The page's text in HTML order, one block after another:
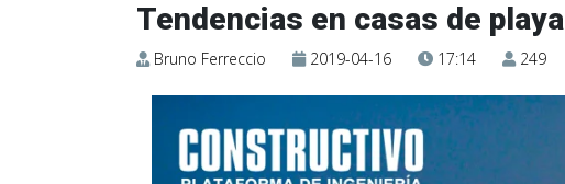
Tendencias en casas de playa
Bruno Ferreccio 2019-04-16 17:14 249